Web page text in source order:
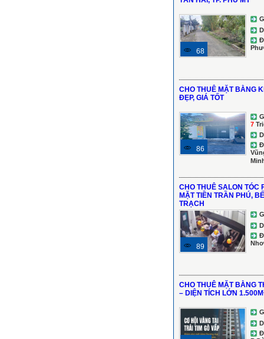
68
CHO THUÊ MẶT BẰNG
ĐẸP, GIÁ TỐT
86
7
CHO THUÊ SALON TÓC
MẶT TIỀN TRẦN PHÚ,
TRẠCH
89
CHO THUÊ MẶT BẰNG
– DIỆN TÍCH LỚN